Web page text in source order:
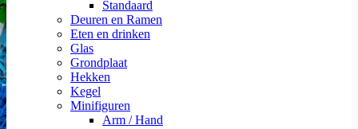
Standaard
Deuren en Ramen
Eten en drinken
Glas
Grondplaat
Hekken
Kegel
Minifiguren
Arm / Hand